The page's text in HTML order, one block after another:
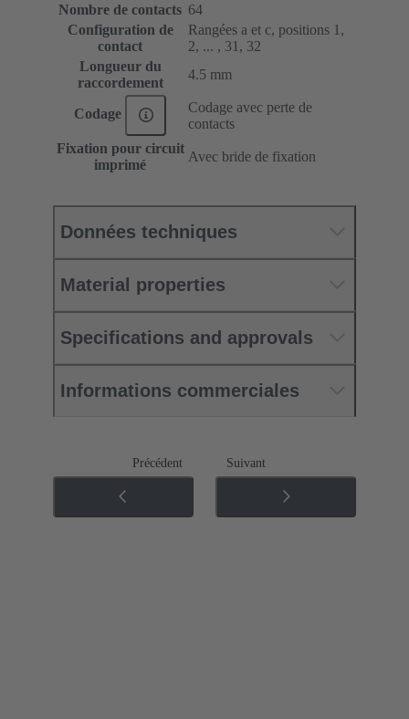
Nombre de contacts 64
Configuration de
contact
Rangées a et c, positions 1,
2, ... , 31, 32
Longueur du
raccordement
4.5 mm
Codage
Codage avec perte de
contacts
Fixation pour circuit
imprimé
Avec bride de fixation
Données techniques
Material properties
Specifications and approvals
Informations commerciales
Précédent Suivant